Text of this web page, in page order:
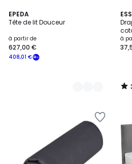
EPEDA
Tête de lit Douceur
à partir de
408,01 €
627,00 €
3
Couleurs
à
/ 5
11
/